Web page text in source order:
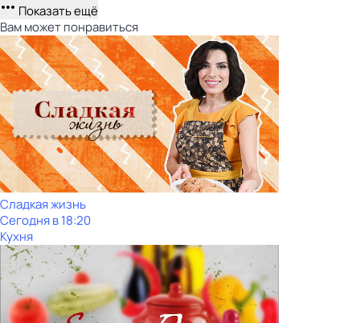
Показать ещё
Вам может понравиться
Сладкая жизнь
Сегодня в 18:20
Кухня